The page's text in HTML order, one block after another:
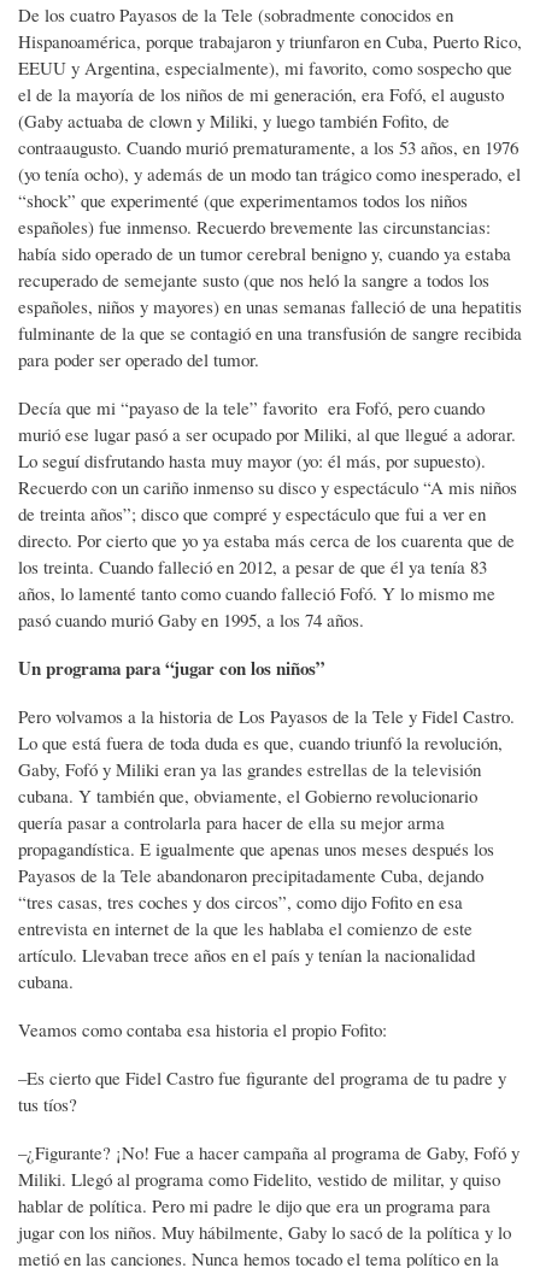
De los cuatro Payasos de la Tele (sobradmente conocidos en
Hispanoamérica, porque trabajaron y triunfaron en Cuba, Puerto Rico,
EEUU y Argentina, especialmente), mi favorito, como sospecho que
el de la mayoría de los niños de mi generación, era Fofó, el augusto
(Gaby actuaba de clown y Miliki, y luego también Fofito, de
contraaugusto. Cuando murió prematuramente, a los 53 años, en 1976
(yo tenía ocho), y además de un modo tan trágico como inesperado, el
“shock” que experimenté (que experimentamos todos los niños
españoles) fue inmenso. Recuerdo brevemente las circunstancias:
había sido operado de un tumor cerebral benigno y, cuando ya estaba
recuperado de semejante susto (que nos heló la sangre a todos los
españoles, niños y mayores) en unas semanas falleció de una hepatitis
fulminante de la que se contagió en una transfusión de sangre recibida
para poder ser operado del tumor.
Decía que mi “payaso de la tele” favorito era Fofó, pero cuando
murió ese lugar pasó a ser ocupado por Miliki, al que llegué a adorar.
Lo seguí disfrutando hasta muy mayor (yo: él más, por supuesto).
Recuerdo con un cariño inmenso su disco y espectáculo “A mis niños
de treinta años”; disco que compré y espectáculo que fui a ver en
directo. Por cierto que yo ya estaba más cerca de los cuarenta que de
los treinta. Cuando falleció en 2012, a pesar de que él ya tenía 83
años, lo lamenté tanto como cuando falleció Fofó. Y lo mismo me
pasó cuando murió Gaby en 1995, a los 74 años.
Un programa para “jugar con los niños”
Pero volvamos a la historia de Los Payasos de la Tele y Fidel Castro.
Lo que está fuera de toda duda es que, cuando triunfó la revolución,
Gaby, Fofó y Miliki eran ya las grandes estrellas de la televisión
cubana. Y también que, obviamente, el Gobierno revolucionario
quería pasar a controlarla para hacer de ella su mejor arma
propagandística. E igualmente que apenas unos meses después los
Payasos de la Tele abandonaron precipitadamente Cuba, dejando
“tres casas, tres coches y dos circos”, como dijo Fofito en esa
entrevista en internet de la que les hablaba el comienzo de este
artículo. Llevaban trece años en el país y tenían la nacionalidad
cubana.
Veamos como contaba esa historia el propio Fofito:
–Es cierto que Fidel Castro fue figurante del programa de tu padre y
tus tíos?
–¿Figurante? ¡No! Fue a hacer campaña al programa de Gaby, Fofó y
Miliki. Llegó al programa como Fidelito, vestido de militar, y quiso
hablar de política. Pero mi padre le dijo que era un programa para
jugar con los niños. Muy hábilmente, Gaby lo sacó de la política y lo
metió en las canciones. Nunca hemos tocado el tema político en la